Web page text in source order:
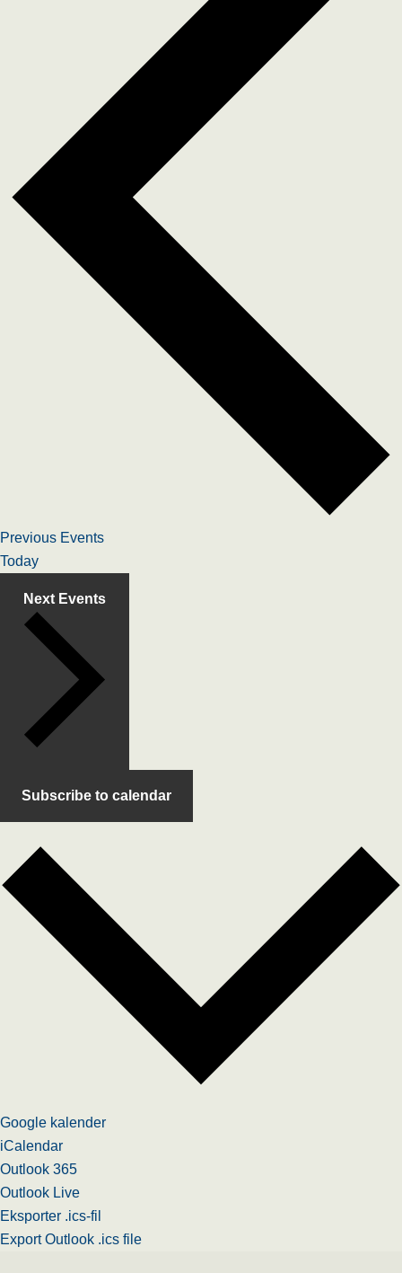
Previous Events
Today
Next Events
Subscribe to calendar
Google kalender
iCalendar
Outlook 365
Outlook Live
Eksporter .ics-fil
Export Outlook .ics file